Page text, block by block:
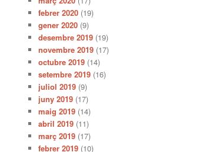
febrer 2020 (19)
gener 2020 (9)
desembre 2019 (19)
novembre 2019 (17)
octubre 2019 (14)
setembre 2019 (16)
juliol 2019 (9)
juny 2019 (17)
maig 2019 (14)
abril 2019 (11)
març 2019 (17)
febrer 2019 (10)